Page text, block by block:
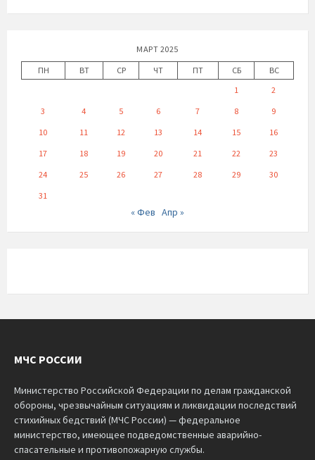
МАРТ 2025
ПН
ВТ СР ЧТ ПТ СБ
ВС
1
2
3
4 5 6 7 8
9
10
11 12 13 14 15
16
17
18 19 20 21 22
23
24
25 26 27 28 29
30
31
« Фев Апр »
МЧС РОССИИ
Министерство Российской Федерации по делам гражданской
обороны, чрезвычайным ситуациям и ликвидации последствий
стихийных бедствий (МЧС России) — федеральное
министерство, имеющее подведомственные аварийно-
спасательные и противопожарную службы.